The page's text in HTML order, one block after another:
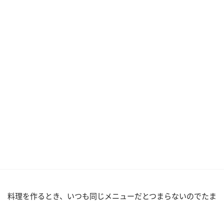
料理を作るとき、いつも同じメニューだとつまらないのでたま